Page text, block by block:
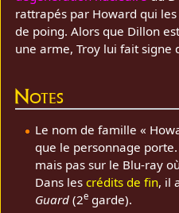
rattrapés par Howard qui
de poing. Alors que Dillon
une arme, Troy lui fait signe
Notes
Le nom de famille «
que le personnage
mais pas sur le Blu-ray
Dans les crédits de fin, il
Guard(2egarde).